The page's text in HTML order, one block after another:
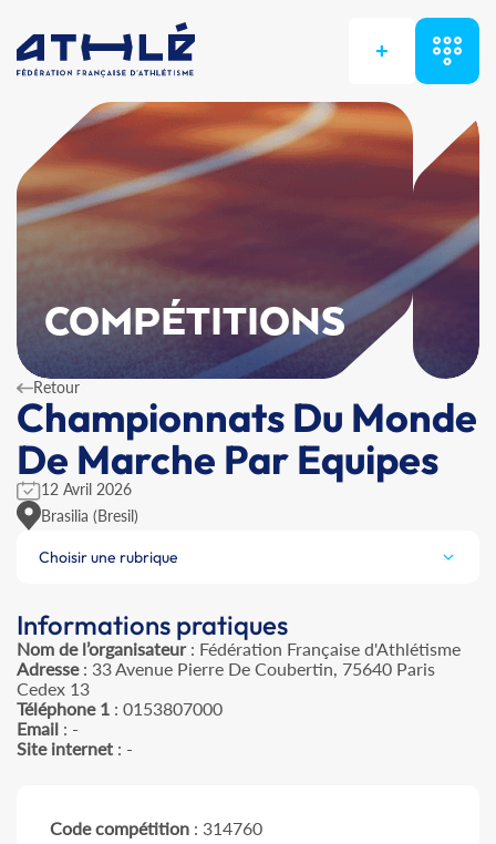
+
COMPÉTITIONS
Retour
Championnats Du Monde
De Marche Par Equipes
12 Avril 2026
Brasilia (Bresil)
Choisir une rubrique
Informations pratiques
Nom de l’organisateur: Fédération Française d'Athlétisme
Adresse: 33 Avenue Pierre De Coubertin, 75640 Paris
Cedex 13
Téléphone 1 : 0153807000
Email : -
Site internet : -
Code compétition : 314760